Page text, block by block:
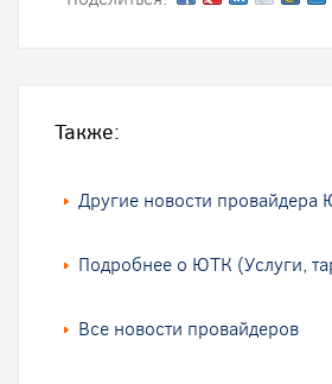
Также:
Другие новости провайдера
Подробнее о ЮТК (Услуги,
Все новости провайдеров